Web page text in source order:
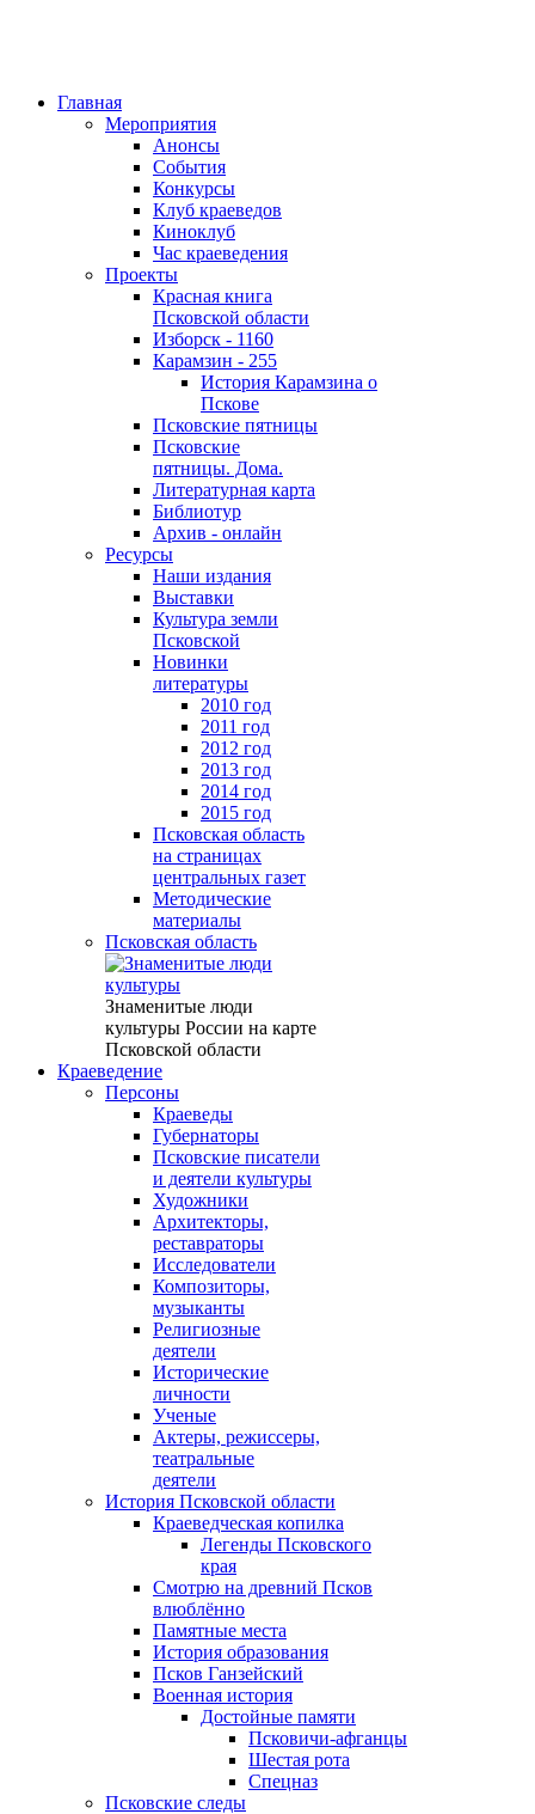
Главная
Мероприятия
Анонсы
События
Конкурсы
Клуб краеведов
Киноклуб
Час краеведения
Проекты
Красная книга
Псковской области
Изборск - 1160
Карамзин - 255
История Карамзина о
Пскове
Псковские пятницы
Псковские
пятницы. Дома.
Литературная карта
Библиотур
Архив - онлайн
Ресурсы
Наши издания
Выставки
Культура земли
Псковской
Новинки
литературы
2010 год
2011 год
2012 год
2013 год
2014 год
2015 год
Псковская область
на страницах
центральных газет
Методические
материалы
Псковская область
Знаменитые люди
культуры России на карте
Псковской области
Краеведение
Персоны
Краеведы
Губернаторы
Псковские писатели
и деятели культуры
Художники
Архитекторы,
реставраторы
Исследователи
Композиторы,
музыканты
Религиозные
деятели
Исторические
личности
Ученые
Актеры, режиссеры,
театральные
деятели
История Псковской области
Краеведческая копилка
Легенды Псковского
края
Смотрю на древний Псков
влюблённо
Памятные места
История образования
Псков Ганзейский
Военная история
Достойные памяти
Псковичи-афганцы
Шестая рота
Спецназ
Псковские следы